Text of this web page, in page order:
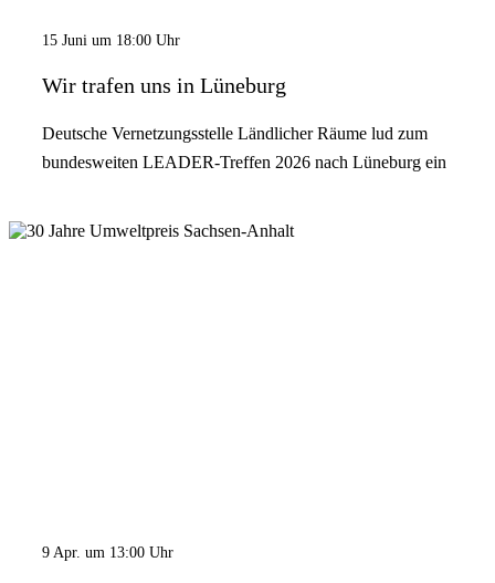
15 Juni um 18:00 Uhr
Wir trafen uns in Lüneburg
Deutsche Vernetzungsstelle Ländlicher Räume lud zum
bundesweiten LEADER-Treffen 2026 nach Lüneburg ein
9 Apr. um 13:00 Uhr